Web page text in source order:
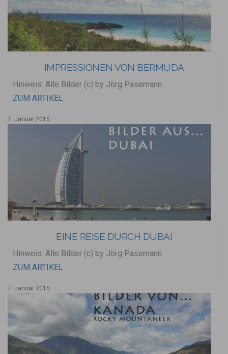
IMPRESSIONEN VON BERMUDA
Hinweis: Alle Bilder (c) by Jörg Pasemann
ZUM ARTIKEL
7. Januar 2015
EINE REISE DURCH DUBAI
Hinweis: Alle Bilder (c) by Jörg Pasemann
ZUM ARTIKEL
7. Januar 2015